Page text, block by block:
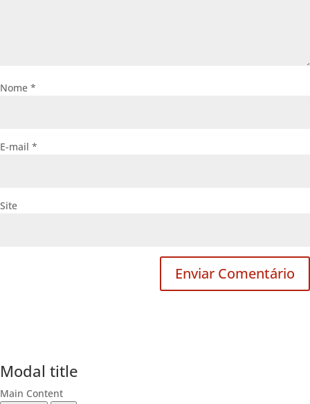
Nome *
E-mail *
Site
Modal title
Main Content